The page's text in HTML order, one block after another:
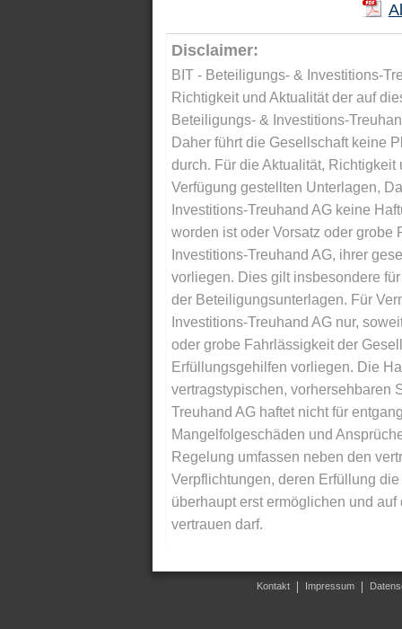
Disclaimer:
BIT - Beteiligungs- & Investitions-
Richtigkeit und Aktualität der auf
Beteiligungs- & Investitions-
Daher führt die Gesellschaft keine
durch. Für die Aktualität,
Verfügung gestellten Unterlagen,
Investitions-Treuhand AG keine
worden ist oder Vorsatz oder
Investitions-Treuhand AG, ihrer
vorliegen. Dies gilt insbesondere
der Beteiligungsunterlagen. Für
Investitions-Treuhand AG nur,
oder grobe Fahrlässigkeit der
Erfüllungsgehilfen vorliegen. Die
vertragstypischen, vorhersehbaren
Treuhand AG haftet nicht für
Mangelfolgeschäden und
Regelung umfassen neben den
Verpflichtungen, deren Erfüllung
überhaupt erst ermöglichen und
vertrauen darf.
Kontakt Impressum